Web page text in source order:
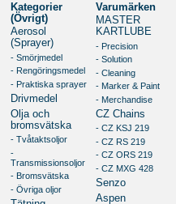
Kategorier
(Övrigt)
Aerosol
(Sprayer)
- Smörjmedel
- Rengöringsmedel
- Praktiska sprayer
Drivmedel
Olja och
bromsvätska
- Tvåtaktsoljor
-
Transmissionsoljor
- Bromsvätska
- Övriga oljor
Varumärken
MASTER
KARTLUBE
- Precision
- Solution
- Cleaning
- Marker & Paint
- Merchandise
CZ Chains
- CZ KSJ 219
- CZ RS 219
- CZ ORS 219
- CZ MXG 428
Senzo
Aspen